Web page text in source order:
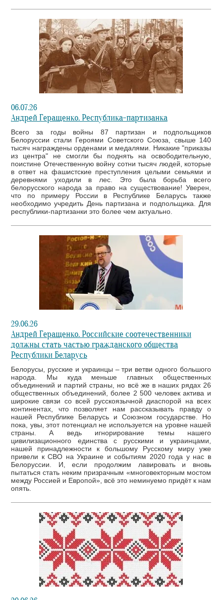
06.07.26
Андрей Геращенко. Республика-партизанка
Всего за годы войны 87 партизан и подпольщиков
Белоруссии стали Героями Советского Союза, свыше 140
тысяч награждены орденами и медалями. Никакие "приказы
из центра" не смогли бы поднять на освободительную,
поистине Отечественную войну сотни тысяч людей, которые
в ответ на фашистские преступления целыми семьями и
деревнями уходили в лес. Это была борьба всего
белорусского народа за право на существование! Уверен,
что по примеру России в Республике Беларусь также
необходимо учредить День партизана и подпольщика. Для
республики-партизанки это более чем актуально.
29.06.26
Андрей Геращенко. Российские соотечественники
должны стать частью гражданского общества
Республики Беларусь
Белорусы, русские и украинцы – три ветви одного большого
народа. Мы куда меньше главных общественных
объединений и партий страны, но всё же в наших рядах 26
общественных объединений, более 2 500 человек актива и
широкие связи со всей русскоязычной диаспорой на всех
континентах, что позволяет нам рассказывать правду о
нашей Республике Беларусь и Союзном государстве. Но
пока, увы, этот потенциал не используется на уровне нашей
страны. А ведь игнорирование темы нашего
цивилизационного единства с русскими и украинцами,
нашей принадлежности к большому Русскому миру уже
привели к СВО на Украине и событиям 2020 года у нас в
Белоруссии. И, если продолжим лавировать и вновь
пытаться стать неким призрачным «многовекторным мостом
между Россией и Европой», всё это неминуемо придёт к нам
опять.